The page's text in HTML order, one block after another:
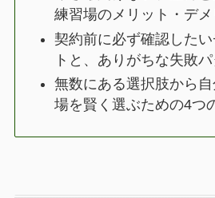
練習場のメリット・デメ
契約前に必ず確認した
トと、ありがちな失敗
無数にある選択肢から
場を賢く選ぶための4つ